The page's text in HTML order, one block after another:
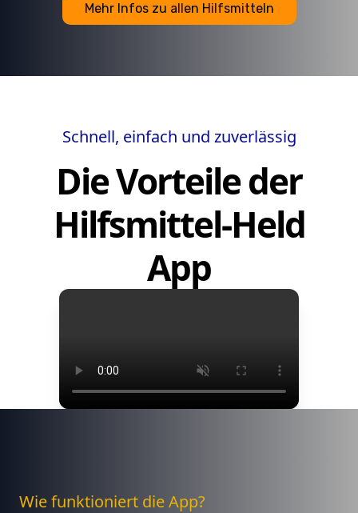
Mehr Infos zu allen Hilfsmitteln
Schnell, einfach und zuverlässig
Die Vorteile der
Hilfsmittel-Held
App
Wie funktioniert die App?